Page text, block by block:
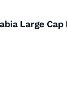
Large